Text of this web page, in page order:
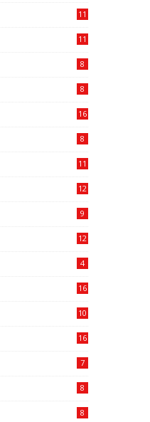
11
11
8
8
16
8
11
12
9
12
4
16
10
16
7
8
8